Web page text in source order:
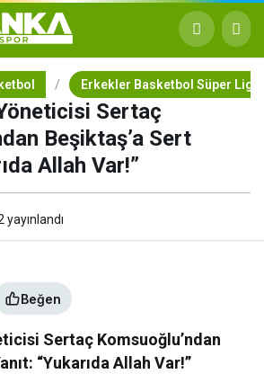
Erkekler Basketbol Süper Ligi
Sertaç
Beşiktaş’a Sert
Allah Var!”
yayınlandı
Beğen
Sertaç Komsuoğlu’ndan
“Yukarıda Allah Var!”